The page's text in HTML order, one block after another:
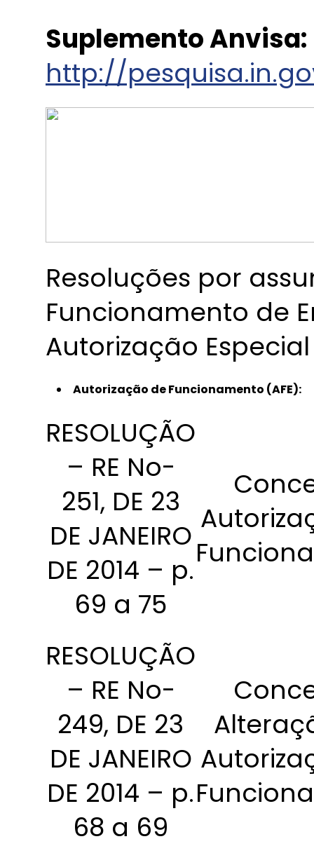
Suplemento Anvisa:
http://
Resoluções por
Funcionamento de
Autorização
Autorização de Funcionamento (AFE):
RESOLUÇÃO
– RE No-
251, DE 23
DE JANEIRO
DE 2014 – p.
69 a 75
RESOLUÇÃO
– RE No-
249, DE 23
DE JANEIRO
DE 2014 – p.
68 a 69